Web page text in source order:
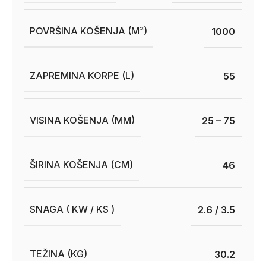
POVRŠINA KOŠENJA (M²) 1000
ZAPREMINA KORPE (L) 55
VISINA KOŠENJA (MM) 25 – 75
ŠIRINA KOŠENJA (CM) 46
SNAGA ( KW / KS ) 2.6 / 3.5
TEŽINA (KG) 30.2